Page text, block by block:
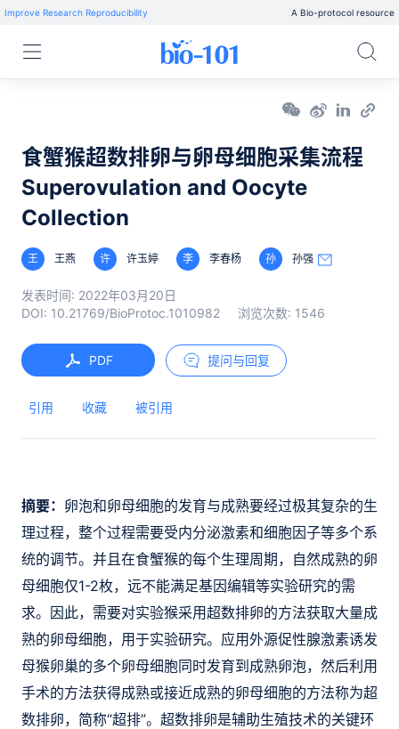
Improve Research Reproducibility A Bio-protocol resource
食蟹猴超数排卵与卵母细胞采集流程
Superovulation and Oocyte
Collection
王 王燕 许 许玉婷 李 李春杨 孙 孙强
发表时间: 2022年03月20日
DOI: 10.21769/BioProtoc.1010982 浏览次数: 1546
PDF 提问与回复
引用 收藏 被引用
摘要： 卵泡和卵母细胞的发育与成熟要经过极其复杂的生
理过程，整个过程需要受内分泌激素和细胞因子等多个系
统的调节。并且在食蟹猴的每个生理周期，自然成熟的卵
母细胞仅1-2枚，远不能满足基因编辑等实验研究的需
求。因此，需要对实验猴采用超数排卵的方法获取大量成
熟的卵母细胞，用于实验研究。应用外源促性腺激素诱发
母猴卵巢的多个卵母细胞同时发育到成熟卵泡，然后利用
手术的方法获得成熟或接近成熟的卵母细胞的方法称为超
数排卵，简称“超排”。超数排卵是辅助生殖技术的关键环